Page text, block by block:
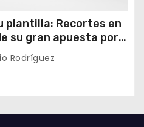
plantilla: Recortes en
su gran apuesta por
Rodríguez